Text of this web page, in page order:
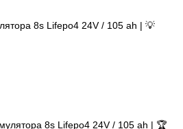
8s Lifepo4 24V / 105 ah | 💡